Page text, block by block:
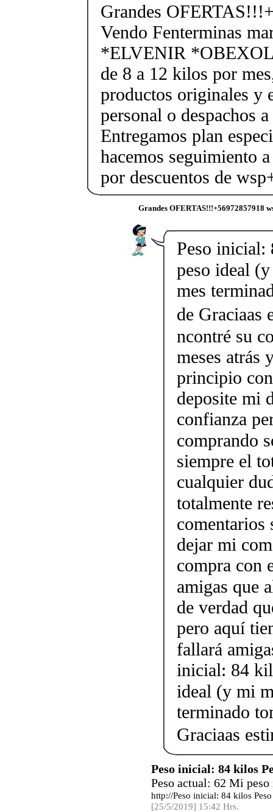
Grandes
Vendo Fenterminas
*ELVENIR
de 8 a 12 kilos por
productos originales y
personal o despachos
Entregamos plan
hacemos seguimiento
por descuentos de
Grandes OFERTAS!!!+56972857918
Peso inicial:
peso ideal
mes
de Graciaas
ncontré su
meses atrás
principio
deposite mi
confianza
comprando
siempre el
cualquier
totalmente
comentarios
dejar mi
compra con
amigas que
de verdad
pero aquí
fallará
inicial: 84
ideal (y mi
terminado
Graciaas
Peso inicial: 84 kilos
Peso actual: 62 Mi
http://Peso inicial: 84 kilos
[25/5/2019] 15:42 Hrs.